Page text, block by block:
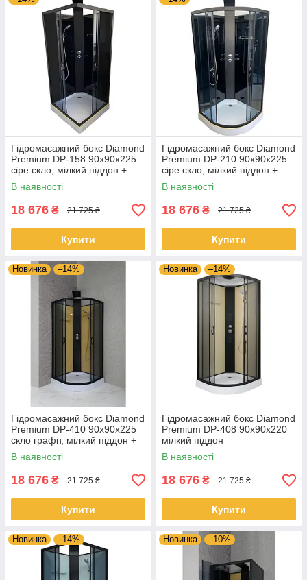
Гідромасажний бокс Diamond
Premium DP-158 90x90x225
сіре скло, мілкий піддон +
гідромасажна панель
В наявності
18 676 ₴ 21 725 ₴
Купити
Гідромасажний бокс Diamond
Premium DP-210 90x90x225
сіре скло, мілкий піддон +
гідромасажна панель
В наявності
18 676 ₴ 21 725 ₴
Купити
Новинка –14%
Гідромасажний бокс Diamond
Premium DP-410 90x90x225
скло графіт, мілкий піддон +
гідромасажна панель
В наявності
18 676 ₴ 21 725 ₴
Купити
Новинка –14%
Гідромасажний бокс Diamond
Premium DP-408 90x90x220
мілкий піддон
В наявності
18 676 ₴ 21 725 ₴
Купити
Новинка –14% Новинка –10%